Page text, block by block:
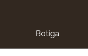
Botiga